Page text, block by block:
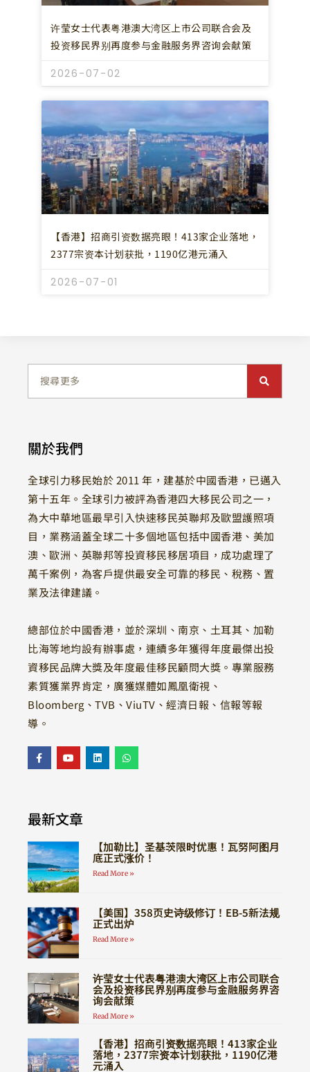
许莹女士代表粤港澳大湾区上市公司联合会及
投资移民界别再度参与金融服务界咨询会献策
2026-07-02
【香港】招商引资数据亮眼！413家企业落地，
2377宗资本计划获批，1190亿港元涌入
2026-07-01
關於我們
全球引力移民始於 2011 年，建基於中國香港，已邁入
第十五年。全球引力被評為香港四大移民公司之一，
為大中華地區最早引入快速移民英聯邦及歐盟護照項
目，業務涵蓋全球二十多個地區包括中國香港、美加
澳、歐洲、英聯邦等投資移民移居項目，成功處理了
萬千案例，為客戶提供最安全可靠的移民、稅務、置
業及法律建議。
總部位於中國香港，並於深圳、南京、土耳其、加勒
比海等地均設有辦事處，連續多年獲得年度最傑出投
資移民品牌大獎及年度最佳移民顧問大獎。專業服務
素質獲業界肯定，廣獲媒體如鳳凰衛視、
Bloomberg、TVB、ViuTV、經濟日報、信報等報
導。
最新文章
【加勒比】圣基茨限时优惠！瓦努阿图月
底正式涨价！
Read More »
【美国】358页史诗级修订！EB-5新法规
正式出炉
Read More »
许莹女士代表粤港澳大湾区上市公司联合
会及投资移民界别再度参与金融服务界咨
询会献策
Read More »
【香港】招商引资数据亮眼！413家企业
落地，2377宗资本计划获批，1190亿港
元涌入